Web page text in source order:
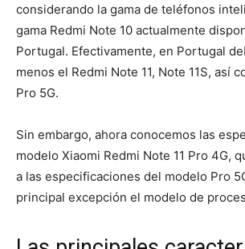
considerando la gama de teléfonos
gama Redmi Note 10 actualmente
Portugal. Efectivamente, en Portugal
menos el Redmi Note 11, Note 11S, así
Pro 5G.
Sin embargo, ahora conocemos las
modelo Xiaomi Redmi Note 11 Pro 4G,
a las especificaciones del modelo Pro
principal excepción el modelo de